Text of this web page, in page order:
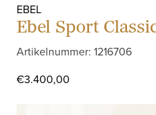
EBEL
Ebel Sport
Artikelnummer: 1216706
€3.400,00